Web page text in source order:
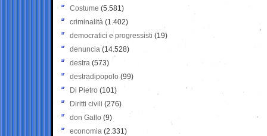
Costume (5.581)
criminalità (1.402)
democratici e progressisti (19)
denuncia (14.528)
destra (573)
destradipopolo (99)
Di Pietro (101)
Diritti civili (276)
don Gallo (9)
economia (2.331)